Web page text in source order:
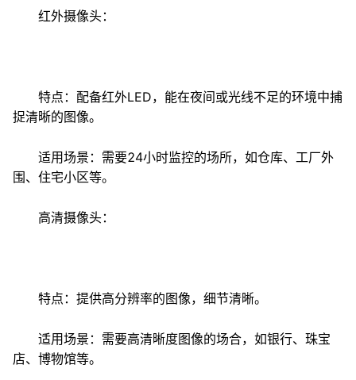
红外摄像头：
特点：配备红外LED，能在夜间或光线不足的环境中捕
捉清晰的图像。
适用场景：需要24小时监控的场所，如仓库、工厂外
围、住宅小区等。
高清摄像头：
特点：提供高分辨率的图像，细节清晰。
适用场景：需要高清晰度图像的场合，如银行、珠宝
店、博物馆等。